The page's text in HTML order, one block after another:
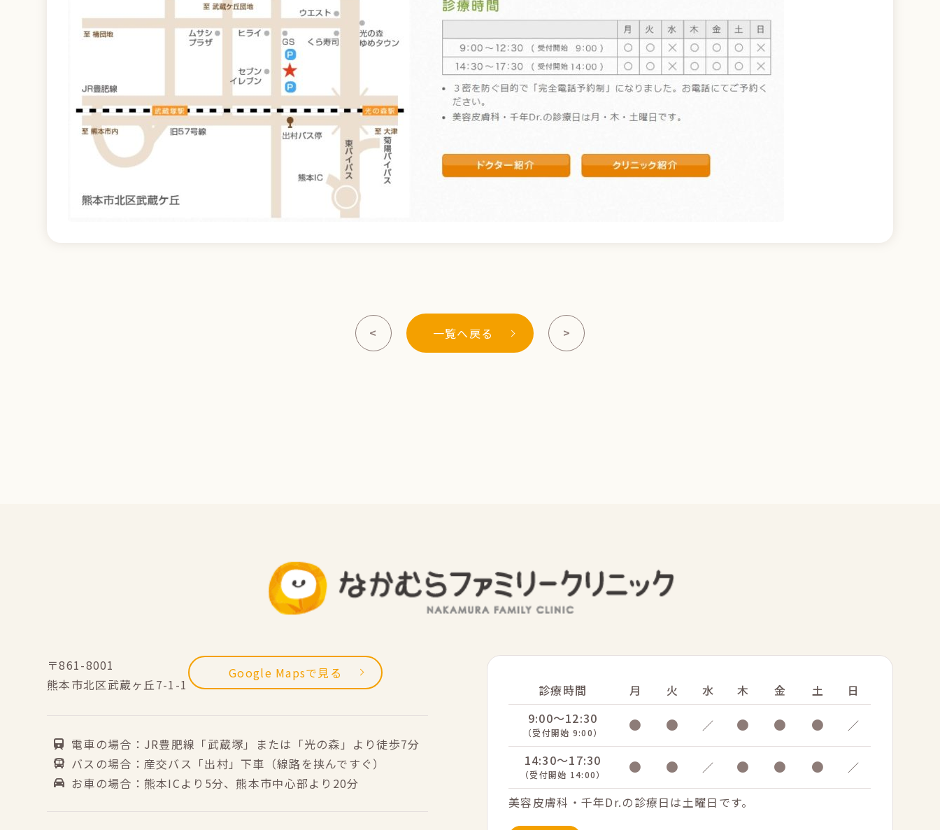
< 一覧へ戻る >
〒861-8001
熊本市北区武蔵ヶ丘7-1-1
Google Mapsで見る
電車の場合：JR豊肥線「武蔵塚」または「光の森」より徒歩7分
バスの場合：産交バス「出村」下車（線路を挟んですぐ）
お車の場合：熊本ICより5分、熊本市中心部より20分
診療時間 月 火 水 木 金 土
日
9:00～12:30
（受付開始 9:00） ● ● ／ ● ● ● ／
14:30～17:30
（受付開始 14:00） ● ● ／ ● ● ● ／
美容皮膚科・千年Dr.の診療日は土曜日です。